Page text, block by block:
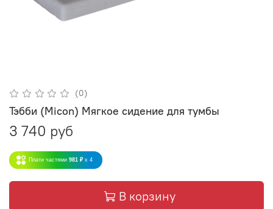
(0)
Тэбби (Micon) Мягкое сидение для тумбы
3 740 руб
Плати частями 981 ₽ x 4
В корзину